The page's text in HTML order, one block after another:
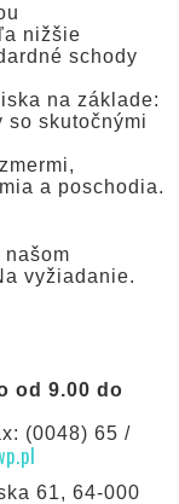
nižšie
schody
na základe:
so skutočnými
a poschodia.
vyžiadanie.
od 9.00 do
(0048) 65 /
61, 64-000